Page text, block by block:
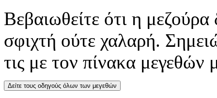
Βεβαιωθείτε ότι η μεζούρα
σφιχτή ούτε χαλαρή.
τις με τον πίνακα
Δείτε τους οδηγούς όλων των μεγεθών